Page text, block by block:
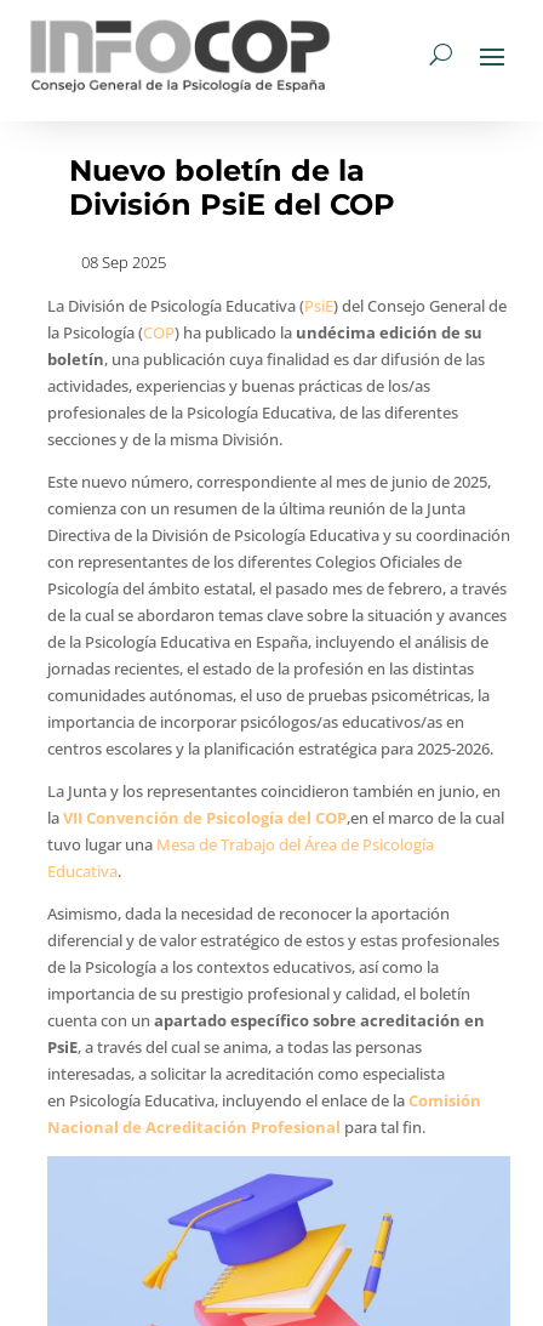
Nuevo boletín de la
División PsiE del COP
08 Sep 2025
La División de Psicología Educativa (PsiE) del Consejo General de
la Psicología (COP) ha publicado la undécima edición de su
boletín, una publicación cuya finalidad es dar difusión de las
actividades, experiencias y buenas prácticas de los/as
profesionales de la Psicología Educativa, de las diferentes
secciones y de la misma División.
Este nuevo número, correspondiente al mes de junio de 2025,
comienza con un resumen de la última reunión de la Junta
Directiva de la División de Psicología Educativa y su coordinación
con representantes de los diferentes Colegios Oficiales de
Psicología del ámbito estatal, el pasado mes de febrero, a través
de la cual se abordaron temas clave sobre la situación y avances
de la Psicología Educativa en España, incluyendo el análisis de
jornadas recientes, el estado de la profesión en las distintas
comunidades autónomas, el uso de pruebas psicométricas, la
importancia de incorporar psicólogos/as educativos/as en
centros escolares y la planificación estratégica para 2025-2026.
La Junta y los representantes coincidieron también en junio, en
laVII Convención de Psicología del COP,en el marco de la cual
tuvo lugar una Mesa de Trabajo del Área de Psicología
Educativa.
Asimismo, dada la necesidad de reconocer la aportación
diferencial y de valor estratégico de estos y estas profesionales
de la Psicología a los contextos educativos, así como la
importancia de su prestigio profesional y calidad, el boletín
cuenta con un apartado específico sobre acreditación en
PsiE, a través del cual se anima, a todas las personas
interesadas, a solicitar la acreditación como especialista
en Psicología Educativa, incluyendo el enlace de laComisión
Nacional de Acreditación Profesional para tal fin.